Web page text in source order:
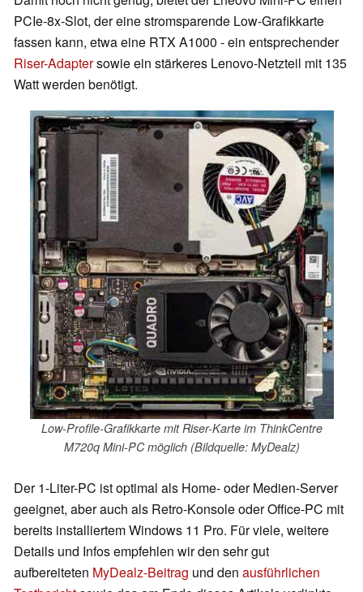
PCIe-8x-Slot, der eine stromsparende Low-Grafikkarte
fassen kann, etwa eine RTX A1000 - ein entsprechender
Riser-Adaptersowie ein stärkeres Lenovo-Netzteil mit 135
Watt werden benötigt.
Low-Profile-Grafikkarte mit Riser-Karte im ThinkCentre
M720q Mini-PC möglich (Bildquelle: MyDealz)
Der 1-Liter-PC ist optimal als Home- oder Medien-Server
geeignet, aber auch als Retro-Konsole oder Office-PC mit
bereits installiertem Windows 11 Pro. Für viele, weitere
Details und Infos empfehlen wir den sehr gut
aufbereiteten MyDealz-Beitrag und den ausführlichen